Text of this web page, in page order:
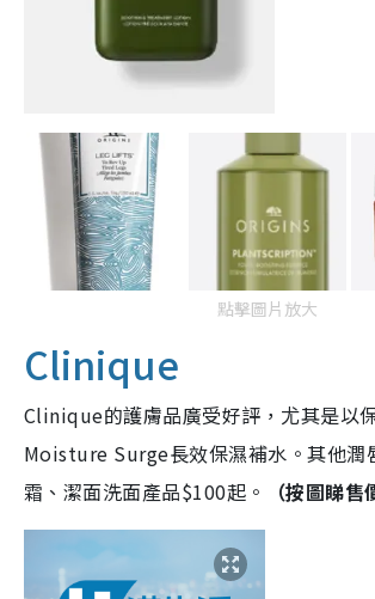
點擊圖片放大
Clinique
Clinique的護膚品廣受好評，尤其是以
Moisture Surge長效保濕補水。其他潤
霜、潔面洗面產品$100起。
（按圖睇售